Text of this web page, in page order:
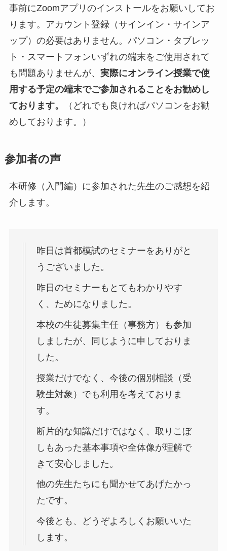
事前にZoomアプリのインストールをお願いしてお
ります。アカウント登録（サインイン・サインア
ップ）の必要はありません。パソコン・タブレッ
ト・スマートフォンいずれの端末をご使用されて
も問題ありませんが、 実際にオンライン授業で使
用する予定の端末でご参加されることをお勧めし
ております。
（どれでも良ければパソコンをお勧
めしております。）
参加者の声
本研修（入門編）に参加された先生のご感想を紹
介します。
昨日は首都模試のセミナーをありがと
うございました。
昨日のセミナーもとてもわかりやす
く、ためになりました。
本校の生徒募集主任（事務方）も参加
しましたが、同じように申しておりま
した。
授業だけでなく、今後の個別相談（受
験生対象）でも利用を考えておりま
す。
断片的な知識だけではなく、取りこぼ
しもあった基本事項や全体像が理解で
きて安心しました。
他の先生たちにも聞かせてあげたかっ
たです。
今後とも、どうぞよろしくお願いいた
します。